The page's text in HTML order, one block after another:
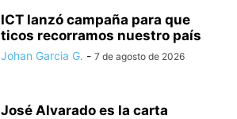
ICT lanzó campaña para que
ticos recorramos nuestro país
Johan Garcia G. - 7 de agosto de 2026
José Alvarado es la carta